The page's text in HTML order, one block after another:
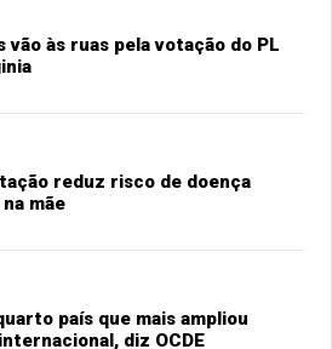
vão às ruas pela votação do PL
reduz risco de doença
mãe
país que mais ampliou
diz OCDE